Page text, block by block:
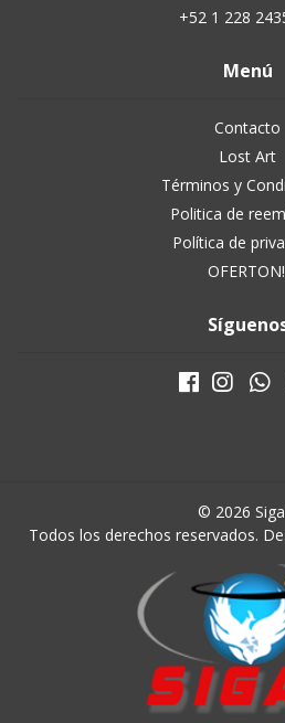
+52 1 228
Menú
Contacto
Lost Art
Términos y
Politica de
Política de
© 2026
Todos los derechos reservados.